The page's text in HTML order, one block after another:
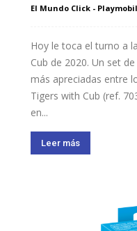
El Mundo Click - Playmobil
Hoy le toca el turno a
Cub de 2020. Un set
más apreciadas entre
Tigers with Cub (ref.
en...
Leer más